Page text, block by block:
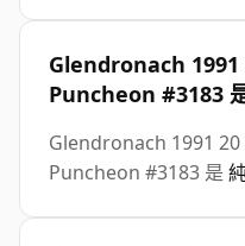
Glendronach
Puncheon #3183
Glendronach 1991
Puncheon #3183 是